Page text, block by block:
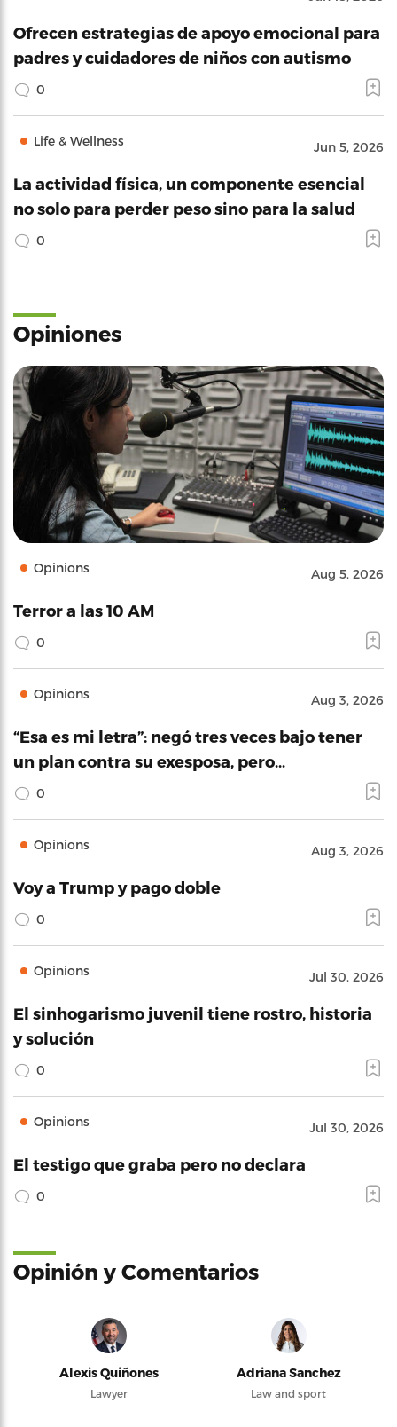
Ofrecen estrategias de apoyo emocional para
padres y cuidadores de niños con autismo
0
Life & Wellness Jun 5, 2026
La actividad física, un componente esencial
no solo para perder peso sino para la salud
0
Opiniones
Opinions Aug 5, 2026
Terror a las 10 AM
0
Opinions Aug 3, 2026
“Esa es mi letra”: negó tres veces bajo tener
un plan contra su exesposa, pero…
0
Opinions Aug 3, 2026
Voy a Trump y pago doble
0
Opinions Jul 30, 2026
El sinhogarismo juvenil tiene rostro, historia
y solución
0
Opinions Jul 30, 2026
El testigo que graba pero no declara
0
Opinión y Comentarios
Alexis Quiñones
Lawyer
Adriana Sanchez
Law and sport